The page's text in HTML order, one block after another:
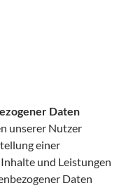
Daten
unserer Nutzer
einer
und Leistungen
Daten